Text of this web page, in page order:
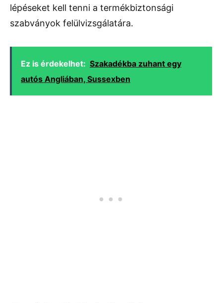
lépéseket kell tenni a termékbiztonsági
szabványok felülvizsgálatára.
Ez is érdekelhet: Szakadékba zuhant egy
autós Angliában, Sussexben